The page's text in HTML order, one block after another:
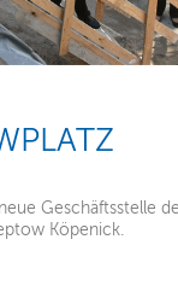
Geschäftsstelle
Köpenick.